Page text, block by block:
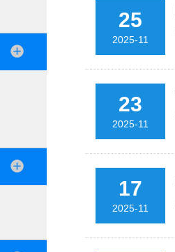
25
2025-11
23
2025-11
17
2025-11